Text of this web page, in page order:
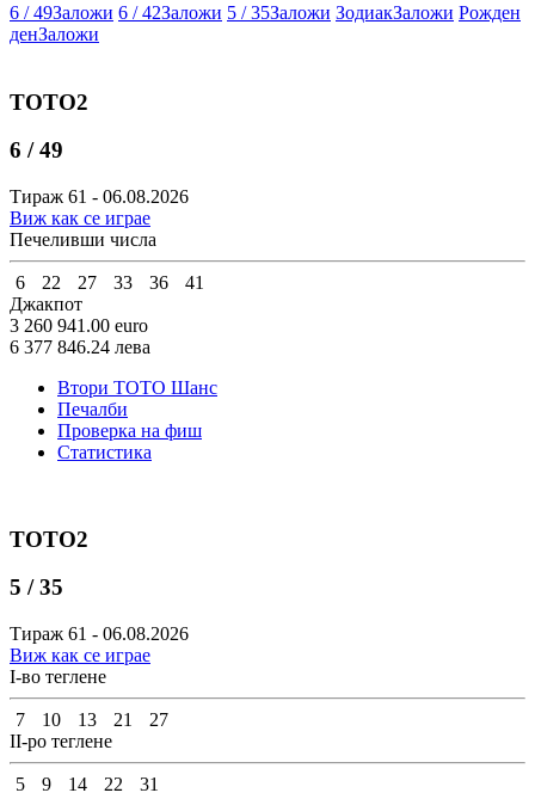
6 / 49Заложи 6 / 42Заложи 5 / 35Заложи ЗодиакЗаложи Рожден
денЗаложи
ТОТО2
6 / 49
Тираж 61 - 06.08.2026
Виж как се играе
Печеливши числа
6 22 27 33 36
41
Джакпот
3 260 941.00 euro
6 377 846.24 лева
Втори ТОТО Шанс
Печалби
Проверка на фиш
Статистика
ТОТО2
5 / 35
Тираж 61 - 06.08.2026
Виж как се играе
I-во теглене
7 10 13 21
27
II-ро теглене
5 9 14 22
31